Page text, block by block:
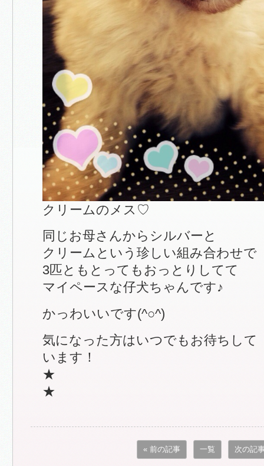
クリームのメス♡
同じお母さんからシルバーと
クリームという珍しい組み合わせで
3匹ともとってもおっとりしてて
マイペースな仔犬ちゃんです♪
かっわいいです(^○^)
気になった方はいつでもお待ちして
います！
★
★
« 前の記事 一覧 次の記